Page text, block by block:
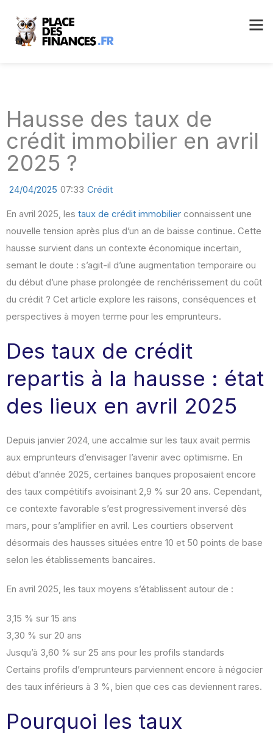
Hausse des taux de
crédit immobilier en avril
2025 ?
24/04/2025 07:33 Crédit
En avril 2025, les taux de crédit immobilier connaissent une
nouvelle tension après plus d’un an de baisse continue. Cette
hausse survient dans un contexte économique incertain,
semant le doute : s’agit-il d’une augmentation temporaire ou
du début d’une phase prolongée de renchérissement du coût
du crédit ? Cet article explore les raisons, conséquences et
perspectives à moyen terme pour les emprunteurs.
Des taux de crédit
repartis à la hausse : état
des lieux en avril 2025
Depuis janvier 2024, une accalmie sur les taux avait permis
aux emprunteurs d’envisager l’avenir avec optimisme. En
début d’année 2025, certaines banques proposaient encore
des taux compétitifs avoisinant 2,9 % sur 20 ans. Cependant,
ce contexte favorable s’est progressivement inversé dès
mars, pour s’amplifier en avril. Les courtiers observent
désormais des hausses situées entre 10 et 50 points de base
selon les établissements bancaires.
En avril 2025, les taux moyens s’établissent autour de :
3,15 % sur 15 ans
3,30 % sur 20 ans
Jusqu’à 3,60 % sur 25 ans pour les profils standards
Certains profils d’emprunteurs parviennent encore à négocier
des taux inférieurs à 3 %, bien que ces cas deviennent rares.
Pourquoi les taux